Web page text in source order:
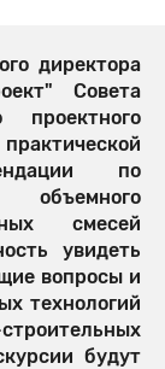
директора
Совета
проектного
по
смесей
увидеть
вопросы и
технологий
будут